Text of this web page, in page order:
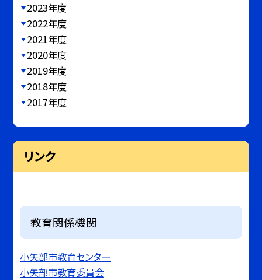
2023年度
2022年度
2021年度
2020年度
2019年度
2018年度
2017年度
リンク
教育関係機関
小矢部市教育センター
小矢部市教育委員会